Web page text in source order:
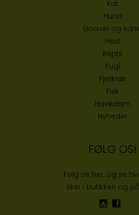
Kat
Hund
Gnaver og
Hest
Reptil
Fugl
Fjerkræ
Fisk
Havedam
Nyheder
FØLG OS!
Følg os her, og se
sker i butikken og